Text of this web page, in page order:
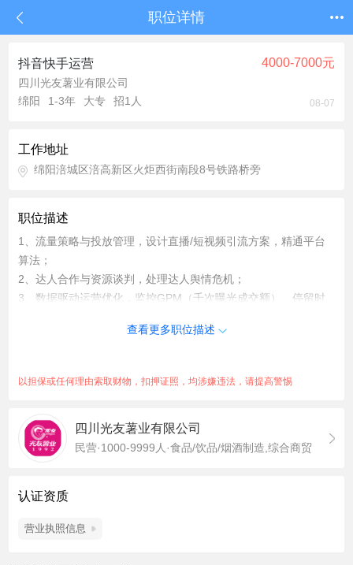
职位详情
抖音快手运营 4000-7000元
四川光友薯业有限公司
绵阳
1-3年 大专 招1人 08-07
工作地址
绵阳涪城区涪高新区火炬西街南段8号铁路桥旁
职位描述
1、流量策略与投放管理，设计直播/短视频引流方案，精通平台
算法；
2、达人合作与资源谈判，处理达人舆情危机；
3、数据驱动运营优化，监控GPM（千次曝光成交额）、停留时
4、供应链与品牌协同，签订年框协议锁定平台独家资源。
查看更多职位描述
以担保或任何理由索取财物，扣押证照，均涉嫌违法，请提高警惕
四川光友薯业有限公司
民营·1000-9999人·食品/饮品/烟酒制造,综合商贸
认证资质
营业执照信息